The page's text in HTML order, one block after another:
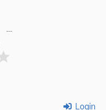
Login